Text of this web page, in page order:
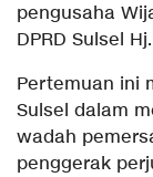
pengusaha
DPRD Sulsel
Pertemuan ini
Sulsel dalam
wadah
penggerak